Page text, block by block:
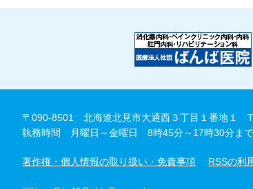
〒090-8501 北海道北見市大通西３丁目１番地１
執務時間 月曜日～金曜日 8時45分～17時30分まで
著作権・個人情報の取り扱い・免責事項 RSSの利